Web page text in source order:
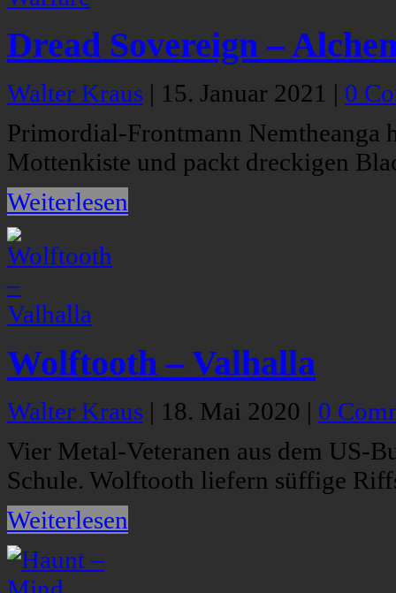
Dread Sovereign –
Walter Kraus | 15. Januar 2021 | 0
Primordial-Frontmann Nemtheanga
Mottenkiste und packt dreckigen
Weiterlesen
Wolftooth – Valhalla
Walter Kraus | 18. Mai 2020 | 0
Vier Metal-Veteranen aus dem US-
Schule. Wolftooth liefern süffige
Weiterlesen